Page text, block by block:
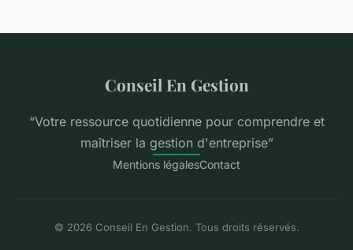
Conseil En Gestion
“Votre ressource quotidienne pour comprendre et
maîtriser la gestion d'entreprise”
Mentions légalesContact
© 2026 Conseil En Gestion. Tous droits réservés.